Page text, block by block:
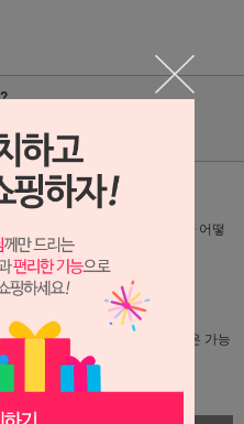
시회 배달가능한가요? 싸이즈가 어떻
에는 나오지않습니다ㅠㅠ 배송은 가능
생각해주시면 될꺼같습니다!